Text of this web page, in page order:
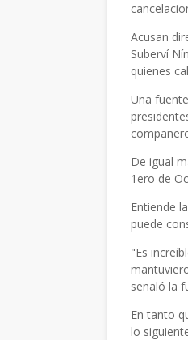
Acusan
Suberví
quienes
Una
De igual
1ero de
Entiende
puede
"Es
señaló la
En tanto
lo